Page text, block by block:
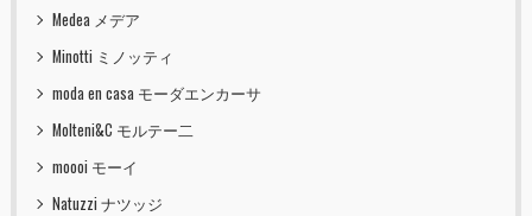
Medea メデア
Minotti ミノッティ
moda en casa モーダエンカーサ
Molteni&C モルテー二
moooi モーイ
Natuzzi ナツッジ